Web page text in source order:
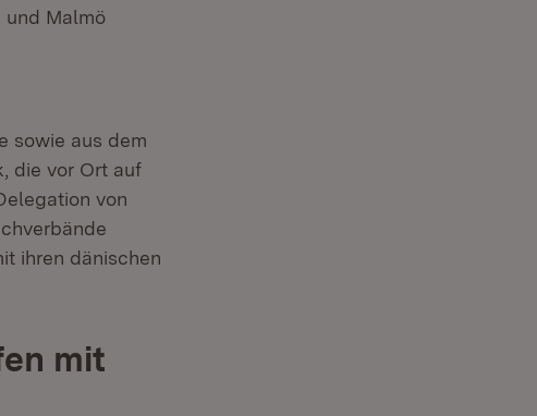
und Malmö
sowie aus dem
die vor Ort auf
von
ihren dänischen
mit